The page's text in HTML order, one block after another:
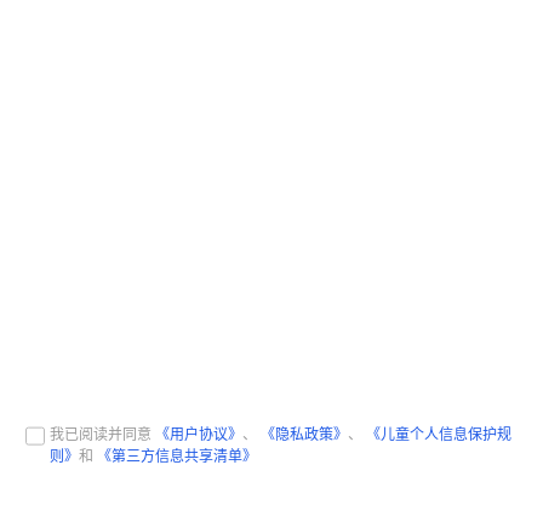
我已阅读并同意 《用户协议》 、 《隐私政策》 、
《儿童个人信息保护规
则》和 《第三方信息共享清单》